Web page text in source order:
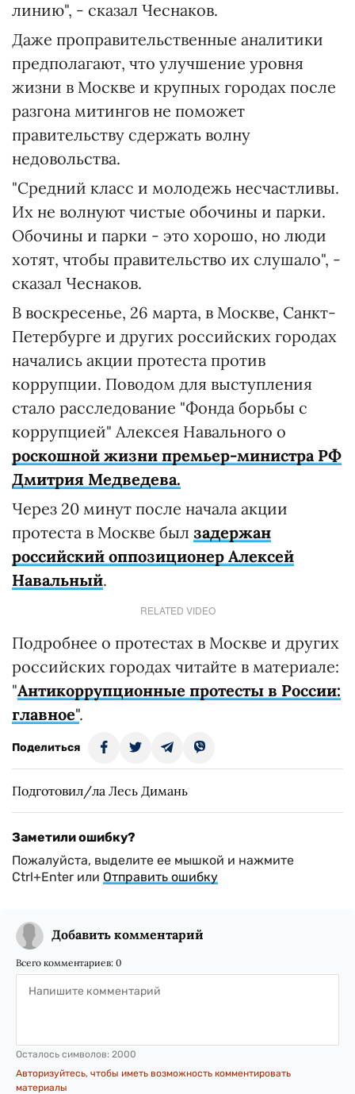
линию", - сказал Чеснаков.
Даже проправительственные аналитики
предполагают, что улучшение уровня
жизни в Москве и крупных городах после
разгона митингов не поможет
правительству сдержать волну
недовольства.
"Средний класс и молодежь несчастливы.
Их не волнуют чистые обочины и парки.
Обочины и парки - это хорошо, но люди
хотят, чтобы правительство их слушало", -
сказал Чеснаков.
В воскресенье, 26 марта, в Москве, Санкт-
Петербурге и других российских городах
начались акции протеста против
коррупции. Поводом для выступления
стало расследование "Фонда борьбы с
коррупцией" Алексея Навального о
роскошной жизни премьер-министра РФ
Дмитрия Медведева.
Через 20 минут после начала акции
протеста в Москве был задержан
российский оппозиционер Алексей
Навальный.
RELATED VIDEO
Подробнее о протестах в Москве и других
российских городах читайте в материале:
"Антикоррупционные протесты в России:
главное".
Поделиться
Подготовил/ла Лесь Димань
Заметили ошибку?
Пожалуйста, выделите ее мышкой и нажмите
Ctrl+Enter или Отправить ошибку
Добавить комментарий
Всего комментариев: 0
Осталось символов: 2000
Авторизуйтесь, чтобы иметь возможность комментировать
материалы